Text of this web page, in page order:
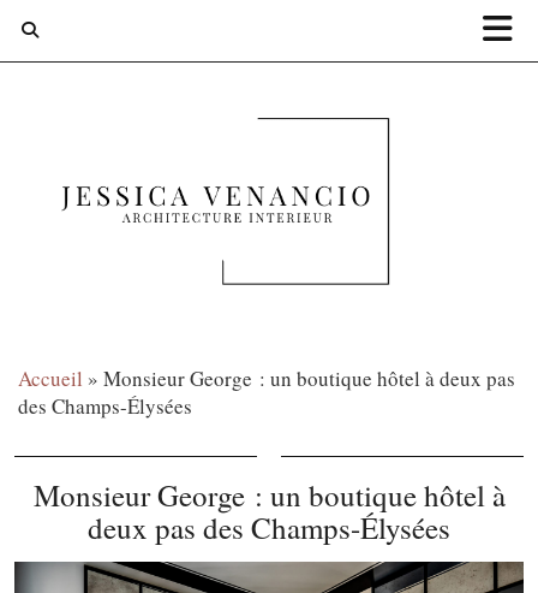
Accueil » Monsieur George : un boutique hôtel à deux pas
des Champs-Élysées
Monsieur George : un boutique hôtel à
deux pas des Champs-Élysées